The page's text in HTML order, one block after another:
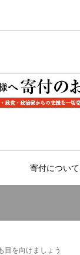
寄付について
目を向けましょう